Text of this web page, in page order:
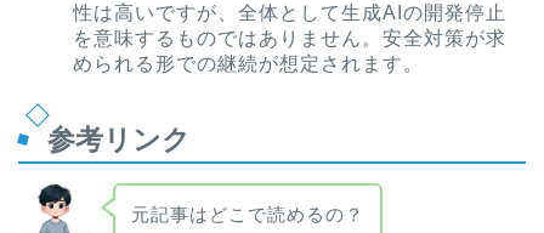
性は高いですが、全体として生成AIの開発停止
を意味するものではありません。安全対策が求
められる形での継続が想定されます。
参考リンク
元記事はどこで読めるの？